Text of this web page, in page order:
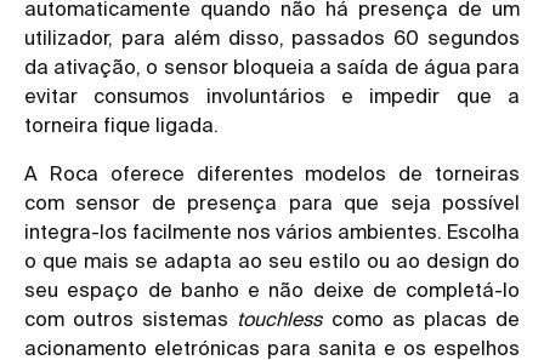
automaticamente quando não há presença de um
utilizador, para além disso, passados 60 segundos
da ativação, o sensor bloqueia a saída de água para
evitar consumos involuntários e impedir que a
torneira fique ligada.
A Roca oferece diferentes modelos de torneiras
com sensor de presença para que seja possível
integra-los facilmente nos vários ambientes. Escolha
o que mais se adapta ao seu estilo ou ao design do
seu espaço de banho e não deixe de completá-lo
com outros sistemas touchlesscomo as placas de
acionamento eletrónicas para sanita e os espelhos